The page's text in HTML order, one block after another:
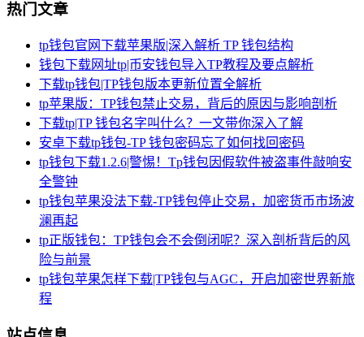
热门文章
tp钱包官网下载苹果版|深入解析 TP 钱包结构
钱包下载网址tp|币安钱包导入TP教程及要点解析
下载tp钱包|TP钱包版本更新位置全解析
tp苹果版：TP钱包禁止交易，背后的原因与影响剖析
下载tp|TP 钱包名字叫什么？一文带你深入了解
安卓下载tp钱包-TP 钱包密码忘了如何找回密码
tp钱包下载1.2.6|警惕！Tp钱包因假软件被盗事件敲响安
全警钟
tp钱包苹果没法下载-TP钱包停止交易，加密货币市场波
澜再起
tp正版钱包：TP钱包会不会倒闭呢？深入剖析背后的风
险与前景
tp钱包苹果怎样下载|TP钱包与AGC，开启加密世界新旅
程